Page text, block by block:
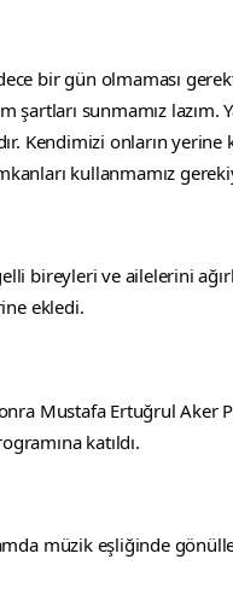
bir gün olmaması
şartları sunmamız
Kendimizi onların
kullanmamız
bireyleri ve ailelerini
ekledi.
Mustafa Ertuğrul Aker
katıldı.
müzik eşliğinde